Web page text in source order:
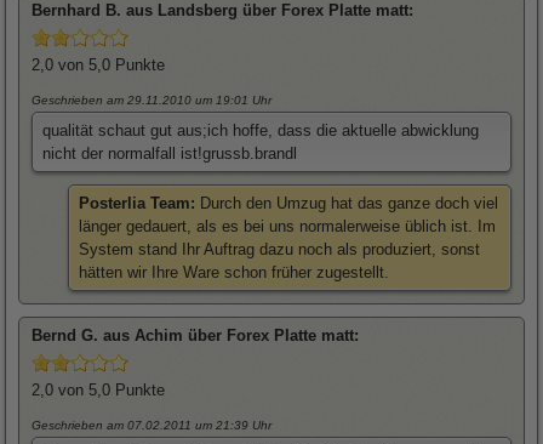
Bernhard B. aus Landsberg über Forex Platte matt:
2,0 von 5,0 Punkte
Geschrieben am 29.11.2010 um 19:01 Uhr
qualität schaut gut aus;ich hoffe, dass die aktuelle abwicklung
nicht der normalfall ist!grussb.brandl
Posterlia Team: Durch den Umzug hat das ganze doch viel
länger gedauert, als es bei uns normalerweise üblich ist. Im
System stand Ihr Auftrag dazu noch als produziert, sonst
hätten wir Ihre Ware schon früher zugestellt.
Bernd G. aus Achim über Forex Platte matt:
2,0 von 5,0 Punkte
Geschrieben am 07.02.2011 um 21:39 Uhr